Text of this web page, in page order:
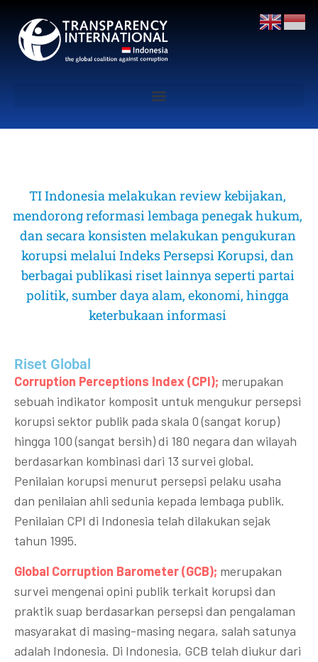
TI Indonesia melakukan review kebijakan,
mendorong reformasi lembaga penegak hukum,
dan secara konsisten melakukan pengukuran
korupsi melalui Indeks Persepsi Korupsi, dan
berbagai publikasi riset lainnya seperti partai
politik, sumber daya alam, ekonomi, hingga
keterbukaan informasi
Riset Global​
Corruption Perceptions Index (CPI); merupakan
sebuah indikator komposit untuk mengukur persepsi
korupsi sektor publik pada skala 0 (sangat korup)
hingga 100 (sangat bersih) di 180 negara dan wilayah
berdasarkan kombinasi dari 13 survei global.
Penilaian korupsi menurut persepsi pelaku usaha
dan penilaian ahli sedunia kepada lembaga publik.
Penilaian CPI di Indonesia telah dilakukan sejak
tahun 1995.
Global Corruption Barometer (GCB); merupakan
survei mengenai opini publik terkait korupsi dan
praktik suap berdasarkan persepsi dan pengalaman
masyarakat di masing-masing negara, salah satunya
adalah Indonesia. Di Indonesia, GCB telah diukur dari